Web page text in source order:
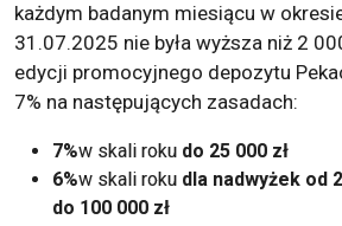
każdym badanym miesiącu w
31.07.2025 nie była wyższa niż 2
edycji promocyjnego depozytu
7% na następujących zasadach:
7%w skali roku do 25 000 zł
6%w skali roku dla nadwyżek od
do 100 000 zł